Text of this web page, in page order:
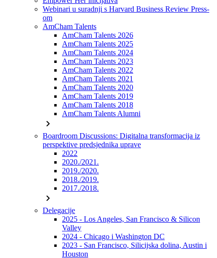
Webinari u suradnji s Harvard Business Review Press-
om
AmCham Talents
AmCham Talents 2026
AmCham Talents 2025
AmCham Talents 2024
AmCham Talents 2023
AmCham Talents 2022
AmCham Talents 2021
AmCham Talents 2020
AmCham Talents 2019
AmCham Talents 2018
AmCham Talents Alumni
chevron_right
Boardroom Discussions: Digitalna transformacija iz
perspektive predsjednika uprave
2022
2020./2021.
2019./2020.
2018./2019.
2017./2018.
chevron_right
Delegacije
2025 - Los Angeles, San Francisco & Silicon
Valley
2024 - Chicago i Washington DC
2023 - San Francisco, Silicijska dolina, Austin i
Houston